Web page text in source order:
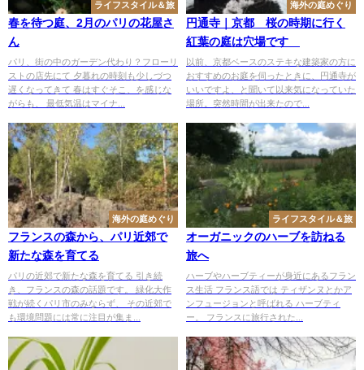
ライフスタイル＆旅
春を待つ庭、2月のパリの花屋さ
ん
パリ、街の中のガーデン代わり？フローリ
ストの店先にて 夕暮れの時刻も少しづつ
遅くなってきて 春はすぐそこ、を感じな
がらも、 最低気温はマイナ...
海外の庭めぐり
円通寺｜京都 桜の時期に行く
紅葉の庭は穴場です
以前、京都ベースのステキな建築家の方に
おすすめのお庭を伺ったときに、円通寺が
いいですよ、と聞いて以来気になっていた
場所。突然時間が出来たので...
海外の庭めぐり
フランスの森から、パリ近郊で
新たな森を育てる
パリの近郊で新たな森を育てる 引き続
き、フランスの森の話題です。 緑化大作
戦が続くパリ市のみならず、 その近郊で
も環境問題には常に注目が集ま...
ライフスタイル＆旅
オーガニックのハーブを訪ねる
旅へ
ハーブやハーブティーが身近にあるフラン
ス生活 フランス語では ティザンヌとかア
ンフュージョンと呼ばれる ハーブティ
ー。 フランスに旅行された...